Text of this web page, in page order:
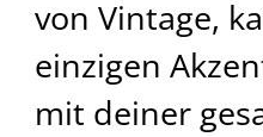
von Vintage,
einzigen
mit deiner